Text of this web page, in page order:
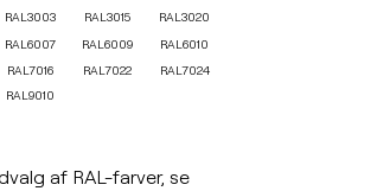
RAL3003 RAL3015
RAL3020
RAL6007 RAL6009
RAL6010
RAL7016 RAL7022
RAL7024
RAL9010
af RAL-farver, se